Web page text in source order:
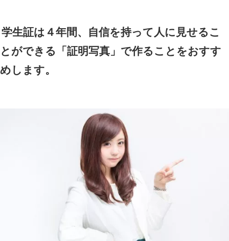
学生証は４年間、自信を持って人に見せるこ
とができる「証明写真」で作ることをおすす
めします。